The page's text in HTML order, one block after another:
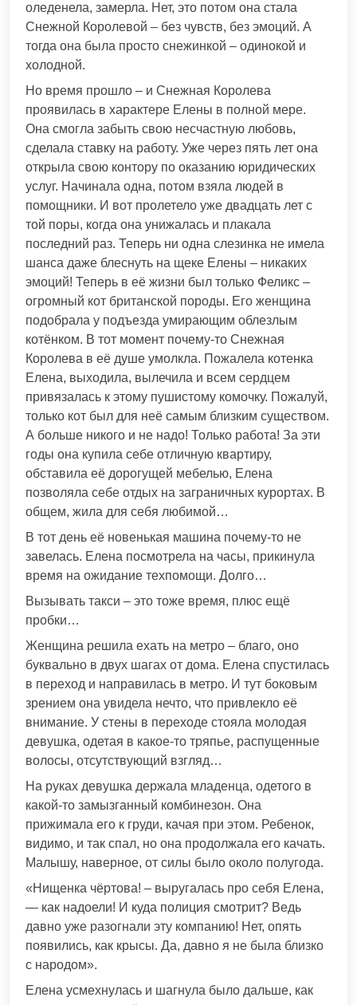
оледенела, замерла. Нет, это потом она стала
Снежной Королевой – без чувств, без эмоций. А
тогда она была просто снежинкой – одинокой и
холодной.
Но время прошло – и Снежная Королева
проявилась в характере Елены в полной мере.
Она смогла забыть свою несчастную любовь,
сделала ставку на работу. Уже через пять лет она
открыла свою контору по оказанию юридических
услуг. Начинала одна, потом взяла людей в
помощники. И вот пролетело уже двадцать лет с
той поры, когда она унижалась и плакала
последний раз. Теперь ни одна слезинка не имела
шанса даже блеснуть на щеке Елены – никаких
эмоций! Теперь в её жизни был только Феликс –
огромный кот британской породы. Его женщина
подобрала у подъезда умирающим облезлым
котёнком. В тот момент почему-то Снежная
Королева в её душе умолкла. Пожалела котенка
Елена, выходила, вылечила и всем сердцем
привязалась к этому пушистому комочку. Пожалуй,
только кот был для неё самым близким существом.
А больше никого и не надо! Только работа! За эти
годы она купила себе отличную квартиру,
обставила её дорогущей мебелью, Елена
позволяла себе отдых на заграничных курортах. В
общем, жила для себя любимой…
В тот день её новенькая машина почему-то не
завелась. Елена посмотрела на часы, прикинула
время на ожидание техпомощи. Долго…
Вызывать такси – это тоже время, плюс ещё
пробки…
Женщина решила ехать на метро – благо, оно
буквально в двух шагах от дома. Елена спустилась
в переход и направилась в метро. И тут боковым
зрением она увидела нечто, что привлекло её
внимание. У стены в переходе стояла молодая
девушка, одетая в какое-то тряпье, распущенные
волосы, отсутствующий взгляд…
На руках девушка держала младенца, одетого в
какой-то замызганный комбинезон. Она
прижимала его к груди, качая при этом. Ребенок,
видимо, и так спал, но она продолжала его качать.
Малышу, наверное, от силы было около полугода.
«Нищенка чёртова! – выругалась про себя Елена,
— как надоели! И куда полиция смотрит? Ведь
давно уже разогнали эту компанию! Нет, опять
появились, как крысы. Да, давно я не была близко
с народом».
Елена усмехнулась и шагнула было дальше, как